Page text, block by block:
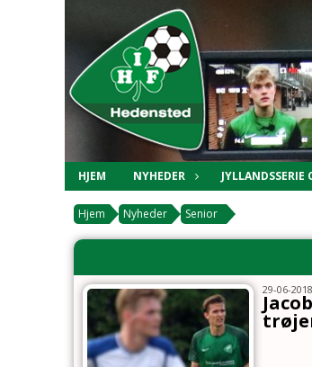
HJEM NYHEDER JYLLANDSSERIE
Hjem Nyheder Senior
29-06-